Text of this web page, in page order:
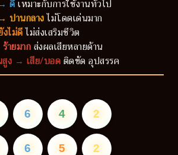
ดีเหมาะกับการใช้งานทั่วไป
ปานกลางไม่โดดเด่นมาก
ไม่ดีไม่ส่งเสริมชีวิต
ายมากส่งผลเสียหลายด้าน
ง → เสีย/บอดติดขัด อุปสรรค
6 4 2
6 5 2